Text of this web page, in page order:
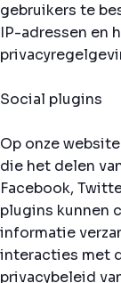
gebruikers te
IP-adressen en
Social plugins
Op onze
die het delen
Facebook,
plugins kunnen
informatie
interacties met
privacybeleid